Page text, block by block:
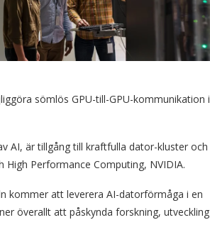
sömlös GPU-till-GPU-kommunikation i
AI, är tillgång till kraftfulla dator-kluster och
High Performance Computing, NVIDIA.
kommer att leverera AI-datorförmåga i en
överallt att påskynda forskning, utveckling